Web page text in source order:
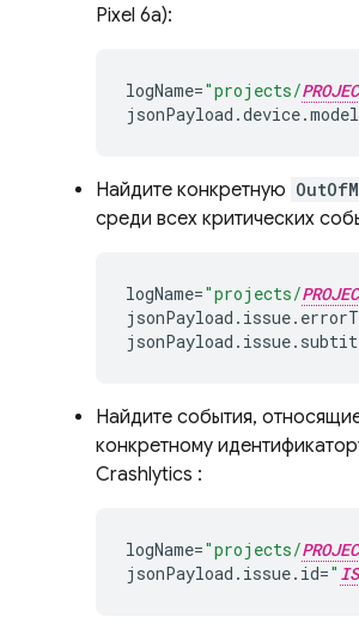
Pixel 6a):
logName="projects/
jsonPayload .device.model
Найдите конкретную
среди всех критических
logName="projects/
jsonPayload . issue.
jsonPayload . issue.
Найдите события,
конкретному
Crashlytics :
logName="projects/
jsonPayload . issue. id="